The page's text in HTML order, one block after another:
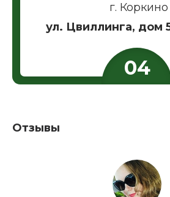
г. Коркино
ул. Цвиллинга, дом
Отзывы